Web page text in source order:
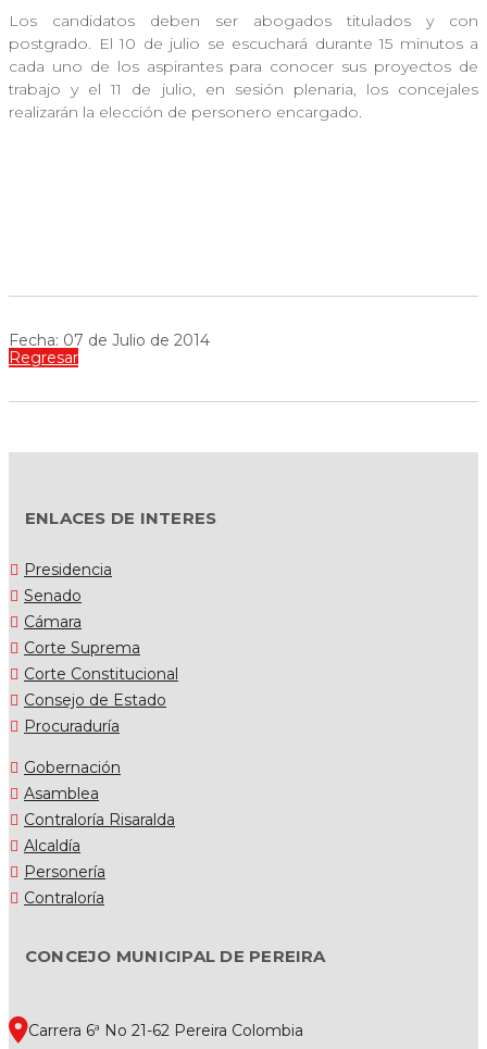
Los candidatos deben ser abogados titulados y con
postgrado. El 10 de julio se escuchará durante 15 minutos a
cada uno de los aspirantes para conocer sus proyectos de
trabajo y el 11 de julio, en sesión plenaria, los concejales
realizarán la elección de personero encargado.
Fecha: 07 de Julio de 2014
Regresar
ENLACES DE INTERES
Presidencia
Senado
Cámara
Corte Suprema
Corte Constitucional
Consejo de Estado
Procuraduría
Gobernación
Asamblea
Contraloría Risaralda
Alcaldía
Personería
Contraloría
CONCEJO MUNICIPAL DE PEREIRA
Carrera 6ª No 21-62 Pereira Colombia